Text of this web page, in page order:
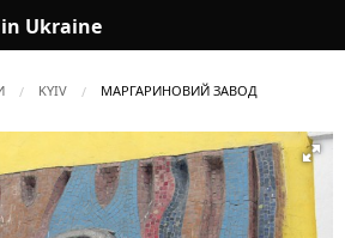
Ukraine
KYIV ПОТОЧНА:
МАРГАРИНОВИЙ ЗАВОД